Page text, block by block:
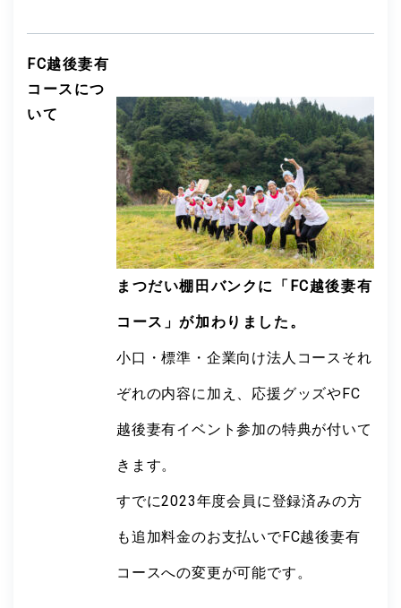
FC越後妻有
コースにつ
いて
まつだい棚田バンクに「FC越後妻有
コース」が加わりました。
小口・標準・企業向け法人コースそれ
ぞれの内容に加え、応援グッズやFC
越後妻有イベント参加の特典が付いて
きます。
すでに2023年度会員に登録済みの方
も追加料金のお支払いでFC越後妻有
コースへの変更が可能です。